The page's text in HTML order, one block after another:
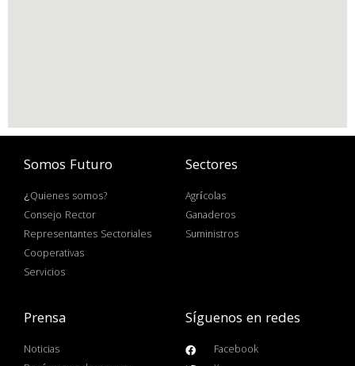
Somos Futuro
¿Quienes somos?
Consejo Rector
Representantes Sectoriales
Cooperativas
Servicios
Sectores
Agrícolas
Ganaderos
Suministros
Prensa
Noticias
Síguenos en redes
Facebook